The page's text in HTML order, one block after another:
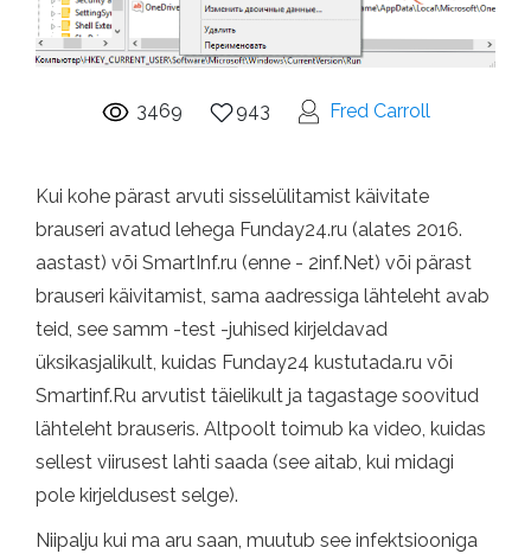
3469 943 Fred Carroll
Kui kohe pärast arvuti sisselülitamist käivitate
brauseri avatud lehega Funday24.ru (alates 2016.
aastast) või SmartInf.ru (enne - 2inf.Net) või pärast
brauseri käivitamist, sama aadressiga lähteleht avab
teid, see samm -test -juhised kirjeldavad
üksikasjalikult, kuidas Funday24 kustutada.ru või
Smartinf.Ru arvutist täielikult ja tagastage soovitud
lähteleht brauseris. Altpoolt toimub ka video, kuidas
sellest viirusest lahti saada (see aitab, kui midagi
pole kirjeldusest selge).
Niipalju kui ma aru saan, muutub see infektsiooniga